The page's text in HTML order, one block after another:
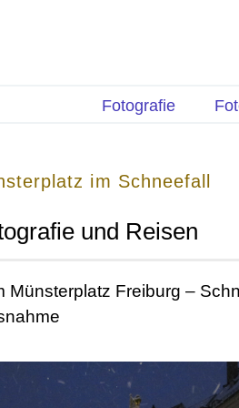
Fotografie
im Schneefall
und Reisen
Münsterplatz Freiburg –